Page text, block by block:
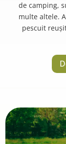
de camping,
multe altele.
pescuit